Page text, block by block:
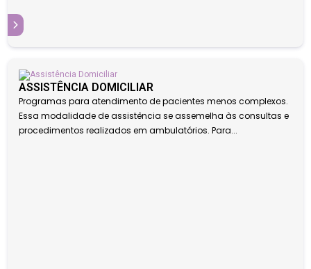
ASSISTÊNCIA DOMICILIAR
Programas para atendimento de pacientes menos complexos.
Essa modalidade de assistência se assemelha às consultas e
procedimentos realizados em ambulatórios. Para...